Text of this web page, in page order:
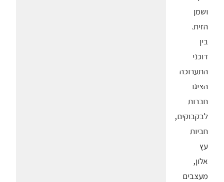
ושמן
הזית.
בין
דוכני
התערוכה
הציגו
חברות
לבקבוקים,
חביות
עץ
אלון,
מעצבים